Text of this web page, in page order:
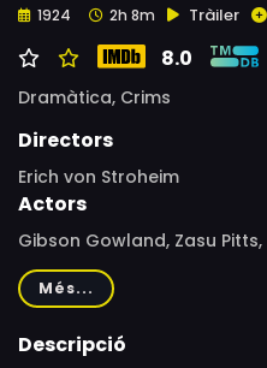
1924 2h 8m Tràiler
8.0
Dramàtica, Crims
Directors
Erich von Stroheim
Actors
Gibson Gowland, Zasu
Tempe Pigott, Sylvia
Standing, Jack Curtis,
Cesare Gravina, Frank
Més...
Descripció